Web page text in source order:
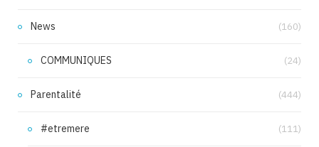
News (160)
COMMUNIQUES (24)
Parentalité (444)
#etremere (111)